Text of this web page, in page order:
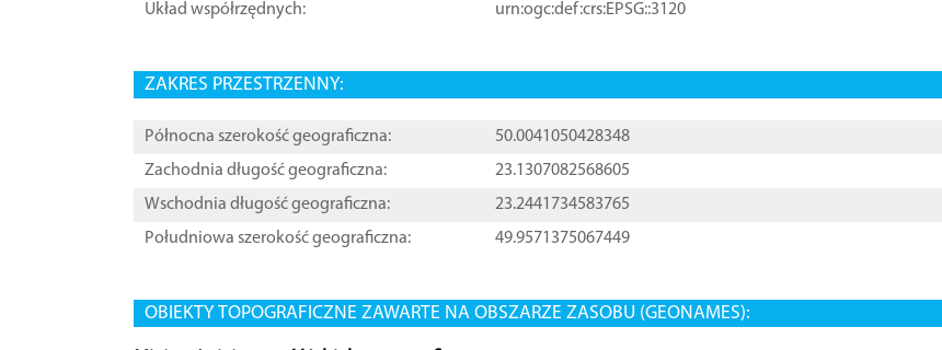
Układ współrzędnych:
urn:ogc:def:crs:EPSG::3120
ZAKRES PRZESTRZENNY:
Północna szerokość geograficzna:
50.0041050428348
Zachodnia długość geograficzna:
23.1307082568605
Wschodnia długość geograficzna:
23.2441734583765
Południowa szerokość geograficzna:
49.9571375067449
OBIEKTY TOPOGRAFICZNE ZAWARTE NA OBSZARZE ZASOBU (GEONAMES):